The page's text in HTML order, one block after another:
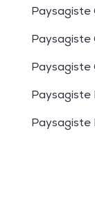
Paysagiste
Paysagiste
Paysagiste
Paysagiste
Paysagiste